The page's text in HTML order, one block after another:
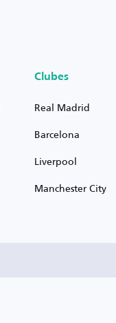
Clubes
Real Madrid
Barcelona
Liverpool
Manchester City